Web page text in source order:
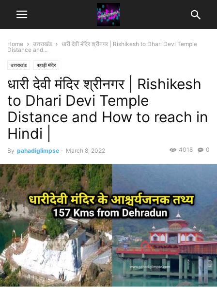
Home उत्तराखंड
धारी देवी मंदिर श्रीनगर | Rishikesh to Dhari Devi Temple
Distance and...
उत्तराखंड पहाड़ी मंदिर
धारी देवी मंदिर श्रीनगर | Rishikesh
to Dhari Devi Temple
Distance and How to reach in
Hindi |
By pahadiglimpse - March 8, 2022 0
4018